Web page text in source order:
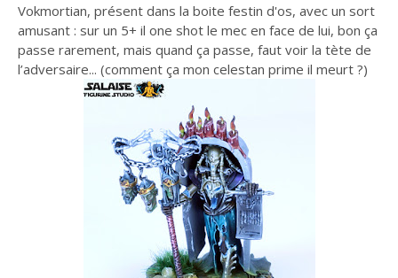
Vokmortian, présent dans la boite festin d'os, avec un sort
amusant : sur un 5+ il one shot le mec en face de lui, bon ça
passe rarement, mais quand ça passe, faut voir la tète de
l’adversaire... (comment ça mon celestan prime il meurt ?)